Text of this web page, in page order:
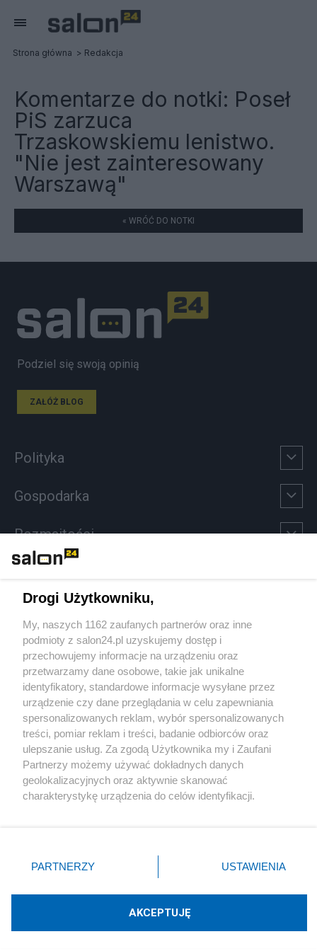
Strona główna Redakcja
Komentarze do notki: Poseł
PiS zarzuca
Trzaskowskiemu lenistwo.
"Nie jest zainteresowany
Warszawą"
« WRÓĆ DO NOTKI
Podziel się swoją opinią
ZAŁÓŻ BLOG
Polityka
Gospodarka
Rozmaitości
Sport
Społeczeństwo
Kultura
X Facebook Instagram Youtube
Technologię dostarcza:W3media.pl
Drogi Użytkowniku,
My, naszych 1162 zaufanych partnerów oraz inne
podmioty z salon24.pl uzyskujemy dostęp i
przechowujemy informacje na urządzeniu oraz
przetwarzamy dane osobowe, takie jak unikalne
identyfikatory, standardowe informacje wysyłane przez
urządzenie czy dane przeglądania w celu zapewniania
spersonalizowanych reklam, wybór spersonalizowanych
treści, pomiar reklam i treści, badanie odbiorców oraz
ulepszanie usług. Za zgodą Użytkownika my i Zaufani
Partnerzy możemy używać dokładnych danych
geolokalizacyjnych oraz aktywnie skanować
charakterystykę urządzenia do celów identyfikacji.
zmienić/wycofać klikając przycisk ustawień prywatności
znajdujący się w lewym dolnym rogu strony
rodzaje przetwarzania danych nie wymagają zgody
użytkownika, ale masz prawo sprzeciwić się takiemu
PARTNERZY USTAWIENIA
AKCEPTUJĘ